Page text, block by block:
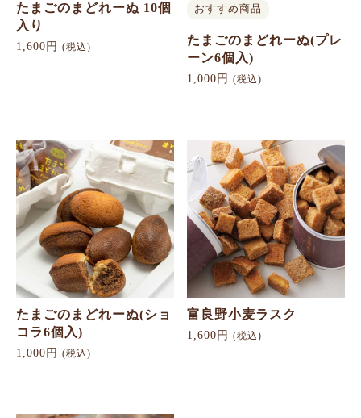
たまごのまどれーぬ 10個
入り
1,600円 (税込)
おすすめ商品
たまごのまどれーぬ(プレ
ーン6個入)
1,000円 (税込)
たまごのまどれーぬ(ショ
コラ6個入)
1,000円 (税込)
富良野小麦ラスク
1,600円 (税込)